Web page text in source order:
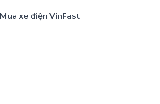
Mua xe điện VinFast